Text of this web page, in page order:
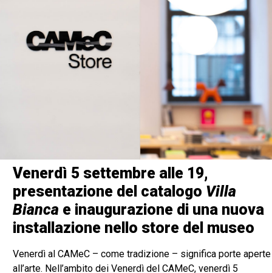
Venerdì 5 settembre alle 19,
presentazione del catalogo Villa
Bianca e inaugurazione di una nuova
installazione nello store del museo
Venerdì al CAMeC – come tradizione – significa porte aperte
all’arte. Nell’ambito dei Venerdì del CAMeC, venerdì 5